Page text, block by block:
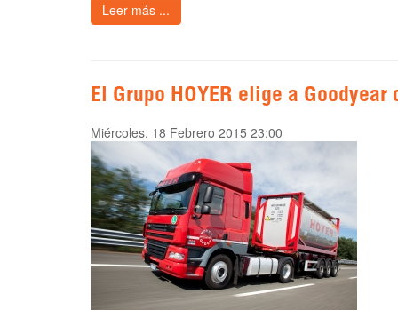
Leer más ...
El Grupo HOYER elige a
Miércoles, 18 Febrero 2015 23:00